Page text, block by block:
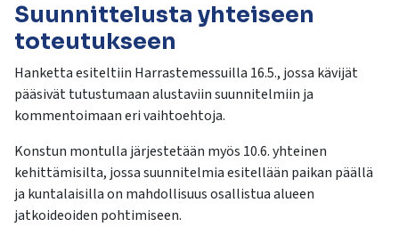
Suunnittelusta yhteiseen
toteutukseen
Hanketta esiteltiin Harrastemessuilla 16.5., jossa kävijät
pääsivät tutustumaan alustaviin suunnitelmiin ja
kommentoimaan eri vaihtoehtoja.
Konstun montulla järjestetään myös 10.6. yhteinen
kehittämisilta, jossa suunnitelmia esitellään paikan päällä
ja kuntalaisilla on mahdollisuus osallistua alueen
jatkoideoiden pohtimiseen.